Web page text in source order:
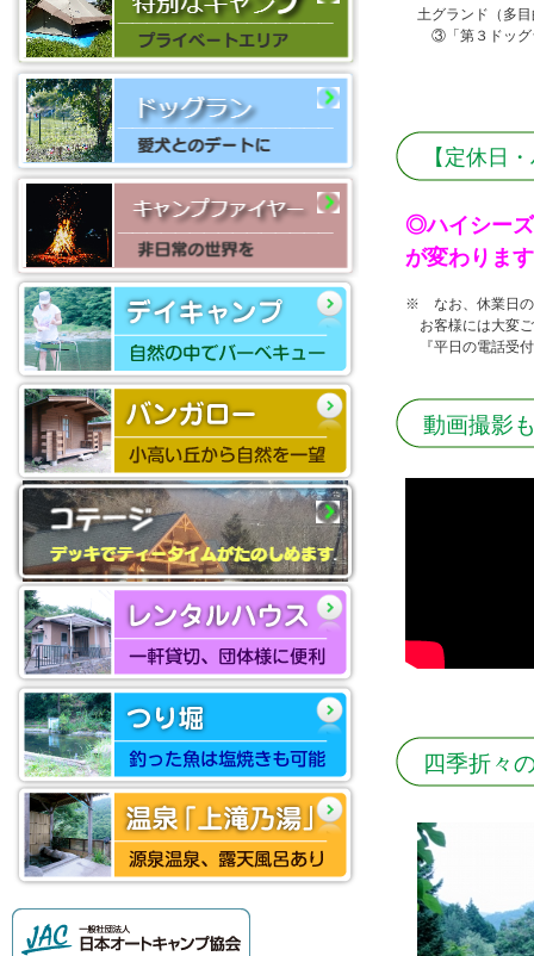
土グランド（多
③「第３ドッグ
【定休日
◎ハイシーズ
が変わりま
※ なお、休業日の
お客様には大変
『平日の電話受
動画撮影
四季折々